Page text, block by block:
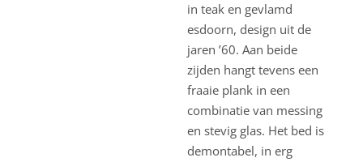
in teak en gevlamd
esdoorn, design uit de
jaren ’60. Aan beide
zijden hangt tevens een
fraaie plank in een
combinatie van messing
en stevig glas. Het bed is
demontabel, in erg